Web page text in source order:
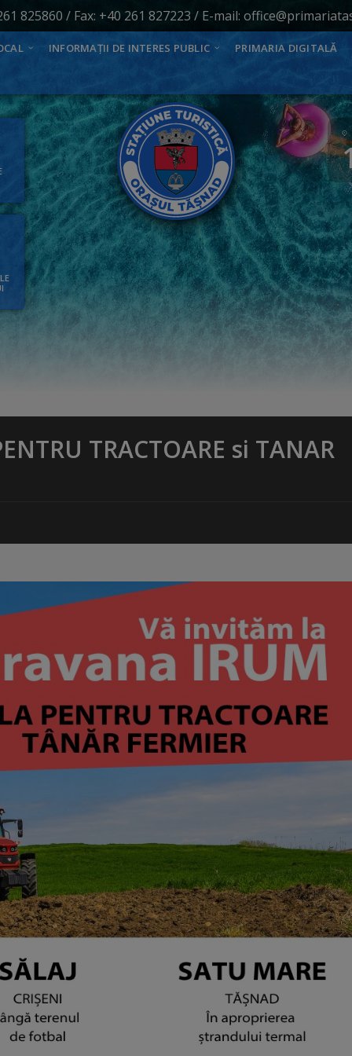
825860 / Fax: +40 261 827223 / E-mail:
INFORMAȚII DE INTERES PUBLIC PRIMARIA DIGITALĂ
TRACTOARE si TANAR